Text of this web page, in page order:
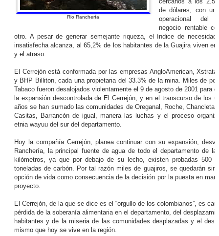
Rio Ranchería
de dólares, con
operacional del
negocio rentable
otro. A pesar de generar semejante riqueza, el índice de
insatisfecha alcanza, al 65,2% de los habitantes de la Guajira viven en
y el atraso.
El Cerrejón está conformada por las empresas AngloAmerican, Xstrata
y BHP Billiton, cada una propietaria del 33.3% de la mina. Miles de
Tabaco fueron desalojados violentamente el 9 de agosto de 2001 para
la expansión descontrolada de El Cerrejón, y en el transcurso de los
años se han sumado las comunidades de Oreganal, Roche,
Casitas, Barrancón de igual, manera las luchas y el proceso
etnia wayuu del sur del departamento.
Hoy la compañía Cerrejón, planea continuar con su expansión,
Ranchería, la principal fuente de agua de todo el departamento de la
kilómetros, ya que por debajo de su lecho, existen probadas 500
toneladas de carbón. Por tal razón miles de guajiros, se quedarán sin
opción de vida como consecuencia de la decisión por la puesta en
proyecto.
El Cerrejón, de la que se dice es el “orgullo de los colombianos”, es
pérdida de la soberanía alimentaria en el departamento, del
habitantes y de la miseria de las comunidades desplazadas y el
mismo que hoy se vive en la región.